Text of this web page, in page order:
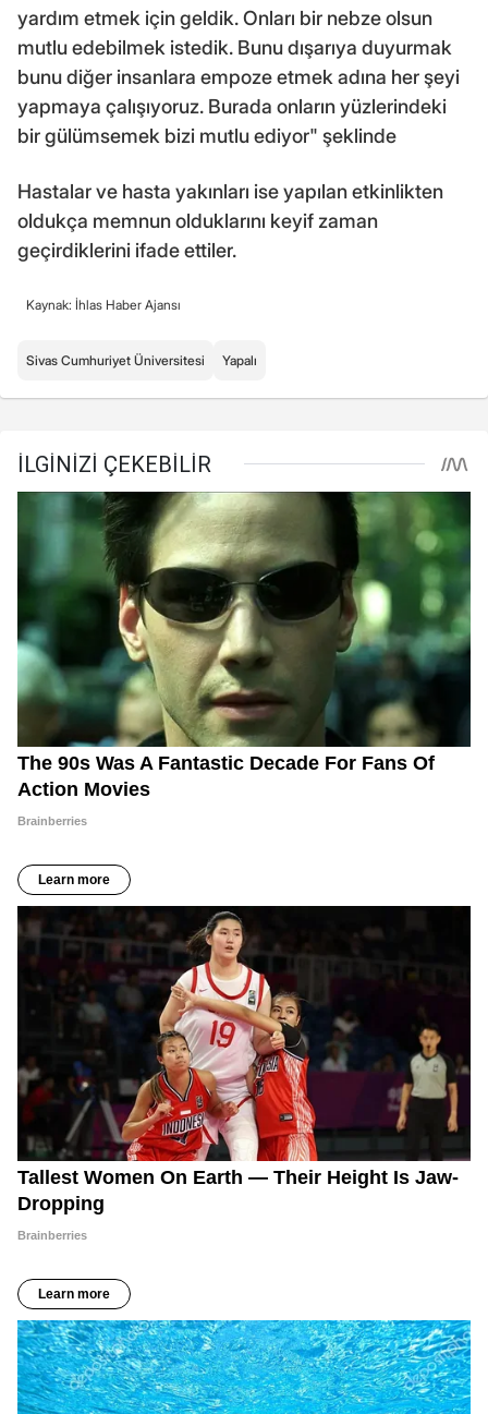
yardım etmek için geldik. Onları bir nebze olsun
mutlu edebilmek istedik. Bunu dışarıya duyurmak
bunu diğer insanlara empoze etmek adına her şeyi
yapmaya çalışıyoruz. Burada onların yüzlerindeki
bir gülümsemek bizi mutlu ediyor" şeklinde
Hastalar ve hasta yakınları ise yapılan etkinlikten
oldukça memnun olduklarını keyif zaman
geçirdiklerini ifade ettiler.
Kaynak: İhlas Haber Ajansı
Sivas Cumhuriyet Üniversitesi Yapalı